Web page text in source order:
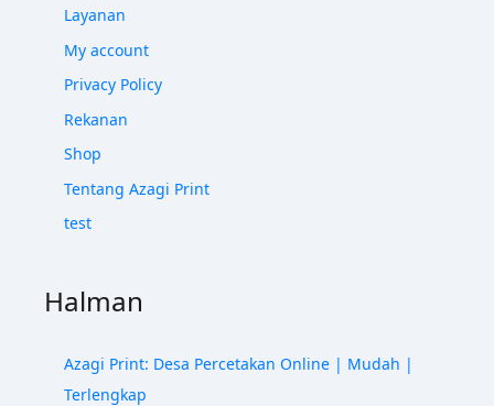
Layanan
My account
Privacy Policy
Rekanan
Shop
Tentang Azagi Print
test
Halman
Azagi Print: Desa Percetakan Online | Mudah |
Terlengkap